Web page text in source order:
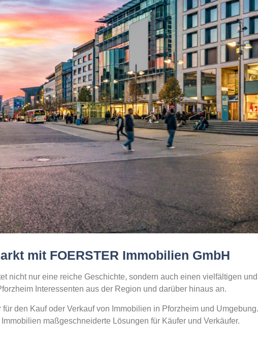
mit FOERSTER Immobilien GmbH
nicht nur eine reiche Geschichte, sondern auch einen vielfältigen
Interessenten aus der Region und darüber hinaus an.
den Kauf oder Verkauf von Immobilien in Pforzheim und
maßgeschneiderte Lösungen für Käufer und Verkäufer.